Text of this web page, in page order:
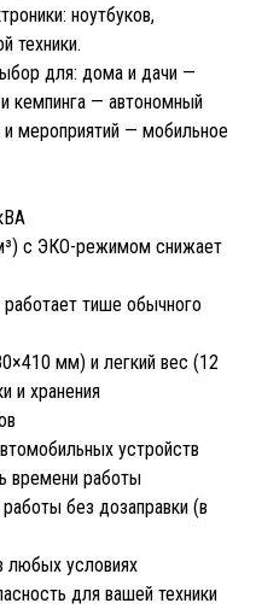
ноутбуков,
техники.
для: дома и дачи —
кемпинга — автономный
и мероприятий — мобильное
с ЭКО-режимом снижает
тише обычного
мм) и легкий вес (12
и хранения
устройств
времени работы
без дозаправки (в
любых условиях
для вашей техники